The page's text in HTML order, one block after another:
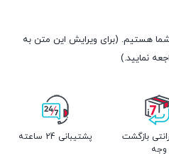
شما هستیم. (برای ویرایش این متن به
نمایید.)
بازگشت
وجه
پشتیبانی 24 ساعته